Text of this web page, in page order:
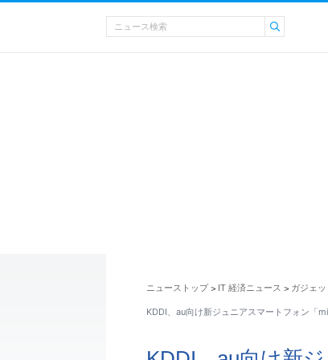
ニューストップ > IT 経済ニュース > ガジェ
KDDI、au向け新ジュニアスマートフォン「